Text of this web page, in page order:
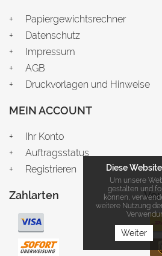
Papiergewichtsrechner
Datenschutz
Impressum
AGB
Druckvorlagen und Hinweise
MEIN ACCOUNT
Ihr Konto
Auftragsstatus
Registrieren
Zahlarten
Diese
Um unsere
gestalten und
können,
weitere Nutzung
Weiter